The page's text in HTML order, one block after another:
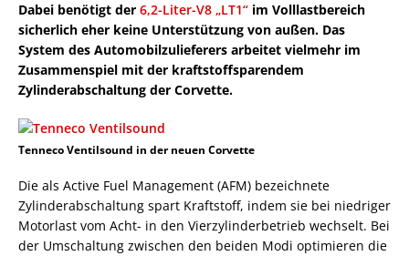
Dabei benötigt der 6,2-Liter-V8 „LT1“ im Volllastbereich
sicherlich eher keine Unterstützung von außen. Das
System des Automobilzulieferers arbeitet vielmehr im
Zusammenspiel mit der kraftstoffsparendem
Zylinderabschaltung der Corvette.
Tenneco Ventilsound in der neuen Corvette
Die als Active Fuel Management (AFM) bezeichnete
Zylinderabschaltung spart Kraftstoff, indem sie bei niedriger
Motorlast vom Acht- in den Vierzylinderbetrieb wechselt. Bei
der Umschaltung zwischen den beiden Modi optimieren die